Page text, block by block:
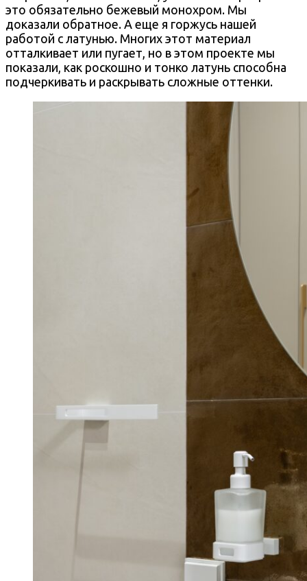
это обязательно бежевый монохром. Мы
доказали обратное. А еще я горжусь нашей
работой с латунью. Многих этот материал
отталкивает или пугает, но в этом проекте мы
показали, как роскошно и тонко латунь способна
подчеркивать и раскрывать сложные оттенки.